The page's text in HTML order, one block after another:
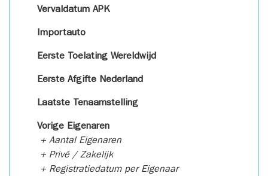
Vervaldatum APK
Importauto
Eerste Toelating Wereldwijd
Eerste Afgifte Nederland
Laatste Tenaamstelling
Vorige Eigenaren
+ Aantal Eigenaren
+ Privé / Zakelijk
+ Registratiedatum per Eigenaar